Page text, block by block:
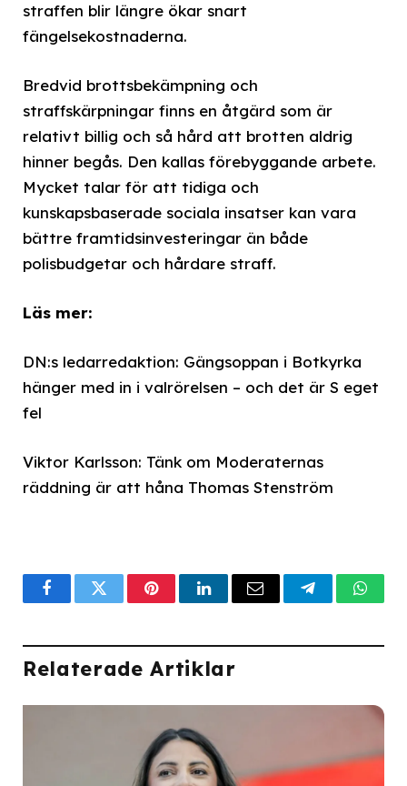
straffen blir längre ökar snart
fängelsekostnaderna.
Bredvid brottsbekämpning och
straffskärpningar finns en åtgärd som är
relativt billig och så hård att brotten aldrig
hinner begås. Den kallas förebyggande arbete.
Mycket talar för att tidiga och
kunskapsbaserade sociala insatser kan vara
bättre framtidsinvesteringar än både
polisbudgetar och hårdare straff.
Läs mer:
DN:s ledarredaktion: Gängsoppan i Botkyrka
hänger med in i valrörelsen – och det är S eget
fel
Viktor Karlsson: Tänk om Moderaternas
räddning är att håna Thomas Stenström
FacebookTwitterPinterestLinkedInEmail Telegram
Relaterade Artiklar